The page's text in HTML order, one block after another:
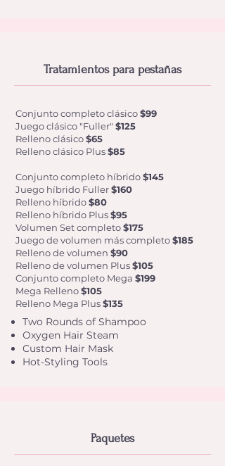
Tratamientos para pestañas
Conjunto completo clásico$99
Juego clásico "Fuller" $125
Relleno clásico$65
Relleno clásico Plus$85
Conjunto completo híbrido$145
Juego híbrido Fuller$160
Relleno híbrido$80
Relleno híbrido Plus$95
Volumen Set completo$175
Juego de volumen más completo$185
Relleno de volumen $90
Relleno de volumen Plus$105
Conjunto completo Mega $199
Mega Relleno$105
Relleno Mega Plus$135
Two Rounds of Shampoo
Oxygen Hair Steam
Custom Hair Mask
Hot-Styling Tools
Paquetes